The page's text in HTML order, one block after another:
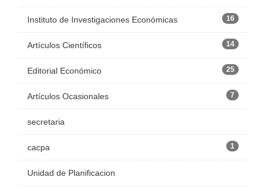
Instituto de Investigaciones Económicas 16
Artículos Científicos 14
Editorial Económico 25
Artículos Ocasionales 7
secretaria
cacpa 1
Unidad de Planificacion